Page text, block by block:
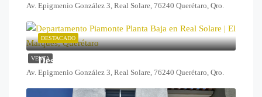
Av. Epigmenio González 3, Real Solare, 76240 Querétaro, Qro.
VENTA
DESTACADO
Desde $1,259,000
Av. Epigmenio González 3, Real Solare, 76240 Querétaro, Qro.